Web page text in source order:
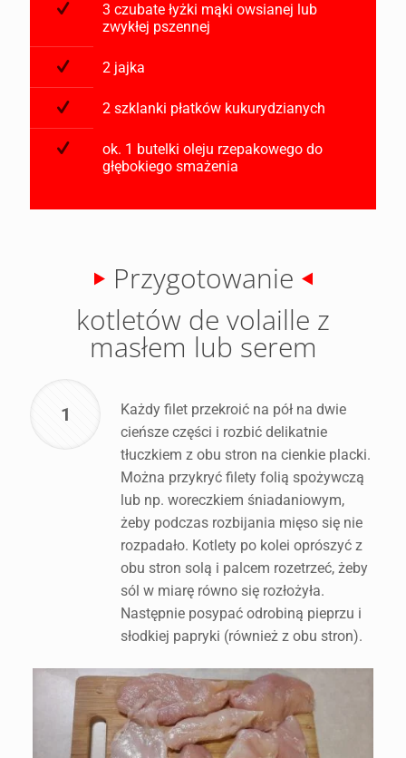
3 czubate łyżki mąki owsianej lub
zwykłej pszennej
2 jajka
2 szklanki płatków kukurydzianych
ok. 1 butelki oleju rzepakowego do
głębokiego smażenia
Przygotowanie
kotletów de volaille z
masłem lub serem
1
Każdy filet przekroić na pół na dwie
cieńsze części i rozbić delikatnie
tłuczkiem z obu stron na cienkie placki.
Można przykryć filety folią spożywczą
lub np. woreczkiem śniadaniowym,
żeby podczas rozbijania mięso się nie
rozpadało. Kotlety po kolei oprószyć z
obu stron solą i palcem rozetrzeć, żeby
sól w miarę równo się rozłożyła.
Następnie posypać odrobiną pieprzu i
słodkiej papryki (również z obu stron).